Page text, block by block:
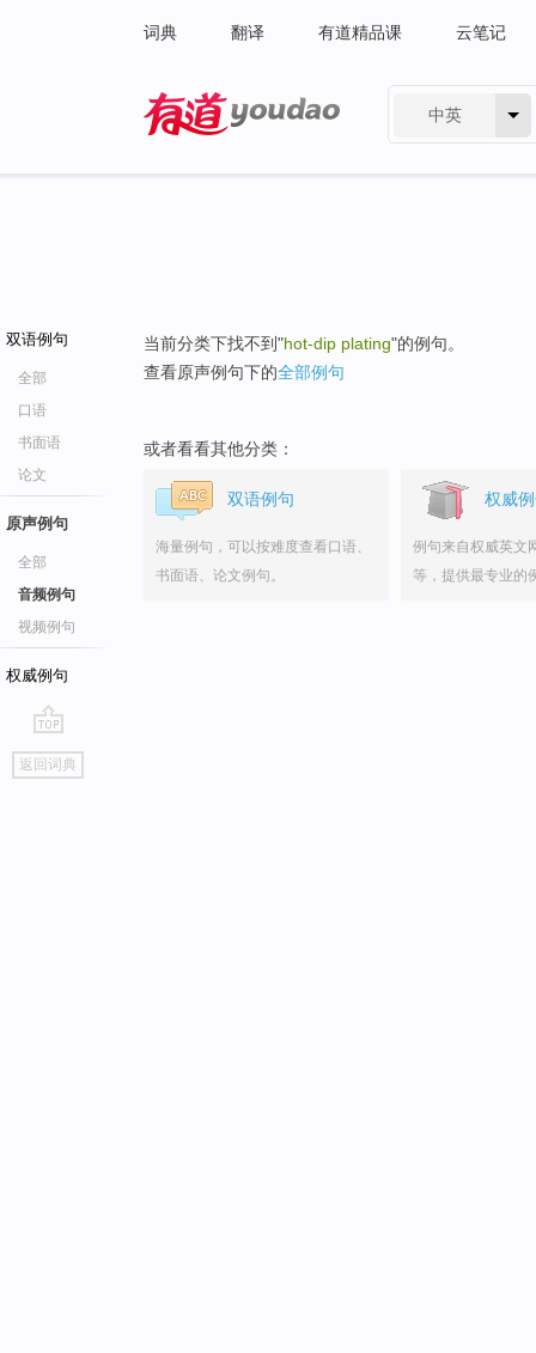
词典 翻译 有道精品课 云笔记
中英
双语例句
全部
口语
书面语
论文
原声例句
全部
音频例句
视频例句
权威例句
go
top
返回词典
当前分类下找不到"hot-dip plating"的例句。
查看原声例句下的全部例句
或者看看其他分类：
双语例句
海量例句，可以按难度查看口语、
书面语、论文例句。
权威
例句来自权威英文
等，提供最专业的